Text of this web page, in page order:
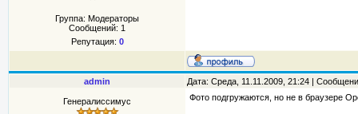
Группа: Модераторы
Сообщений: 1
Репутация: 0
admin Дата: Среда, 11.11.2009, 21:24 |
Генералиссимус Фото подгружаются, но не в браузере